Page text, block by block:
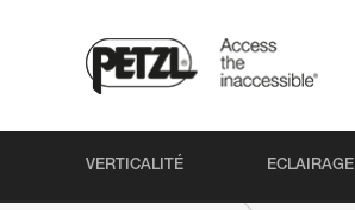
VERTICALITÉ ECLAIRAGE